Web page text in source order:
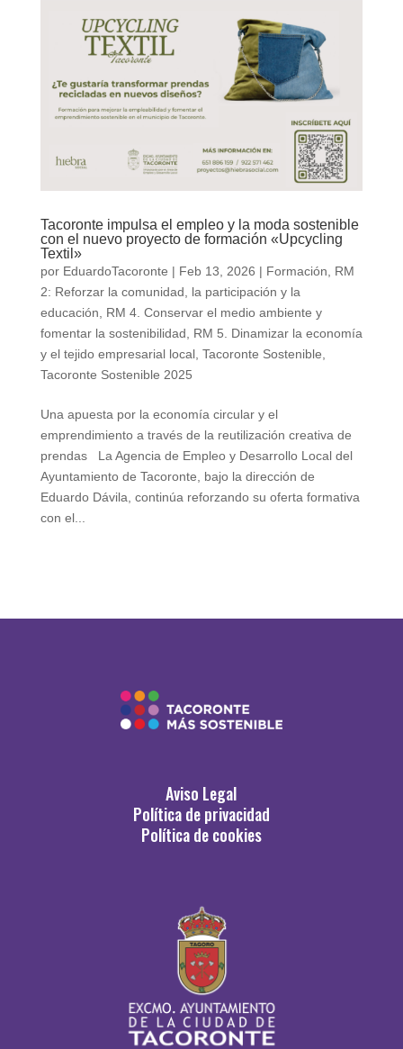
Tacoronte impulsa el empleo y la moda sostenible
con el nuevo proyecto de formación «Upcycling
Textil»
por EduardoTacoronte | Feb 13, 2026 | Formación, RM
2: Reforzar la comunidad, la participación y la
educación, RM 4. Conservar el medio ambiente y
fomentar la sostenibilidad, RM 5. Dinamizar la economía
y el tejido empresarial local, Tacoronte Sostenible,
Tacoronte Sostenible 2025
Una apuesta por la economía circular y el
emprendimiento a través de la reutilización creativa de
prendas La Agencia de Empleo y Desarrollo Local del
Ayuntamiento de Tacoronte, bajo la dirección de
Eduardo Dávila, continúa reforzando su oferta formativa
con el...
Aviso Legal
Política de privacidad
Política de cookies